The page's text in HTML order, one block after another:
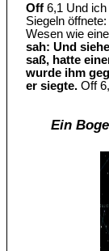
Off 6,1 Und
Siegeln
Wesen wie
sah: Und
saß, hatte
wurde ihm
er siegte. Off
Ein